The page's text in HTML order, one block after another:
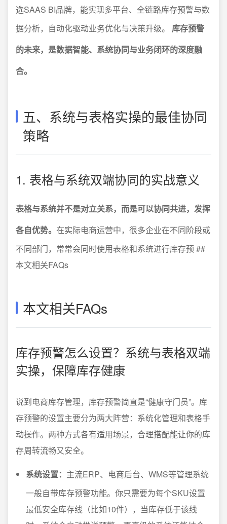
选SAAS BI品牌，能实现多平台、全链路库存预警与数
据分析，自动化驱动业务优化与决策升级。 库存预警
的未来，是数据智能、系统协同与业务闭环的深度融
合。
五、系统与表格实操的最佳协同
策略
1. 表格与系统双端协同的实战意义
表格与系统并不是对立关系，而是可以协同共进，发挥
各自优势。 在实际电商运营中，很多企业在不同阶段或
不同部门，常常会同时使用表格和系统进行库存预 ##
本文相关FAQs
本文相关FAQs
库存预警怎么设置？系统与表格双端
实操，保障库存健康
说到电商库存管理，库存预警简直是“健康守门员”。库
存预警的设置主要分为两大阵营：系统化管理和表格手
动操作。两种方式各有适用场景，合理搭配能让你的库
存周转流畅又安全。
系统设置： 主流ERP、电商后台、WMS等管理系统
一般自带库存预警功能。你只需要为每个SKU设置
最低安全库存线（比如10件），当库存低于该线